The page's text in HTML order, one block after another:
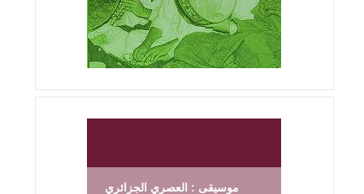
موسيقى : العصري الجزائري